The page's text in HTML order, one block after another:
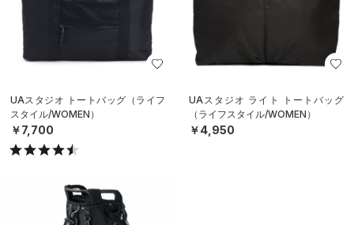
UAスタジオ トートバッグ（ライフ
スタイル/WOMEN）
￥7,700
UAスタジオ ライト トートバッグ
（ライフスタイル/WOMEN）
￥4,950